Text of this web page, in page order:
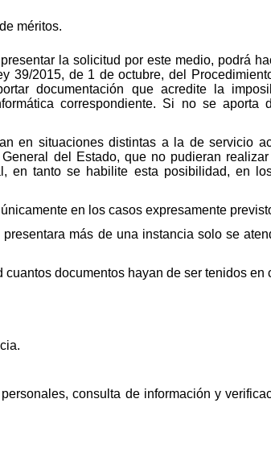
méritos.
la solicitud por este medio, podrá
39/2015, de 1 de octubre, del
documentación que acredite la
correspondiente. Si no se aporta
en situaciones distintas a la de servicio
del Estado, que no pudieran
en tanto se habilite esta posibilidad, en
en los casos expresamente
más de una instancia solo se
documentos hayan de ser tenidos
consulta de información y